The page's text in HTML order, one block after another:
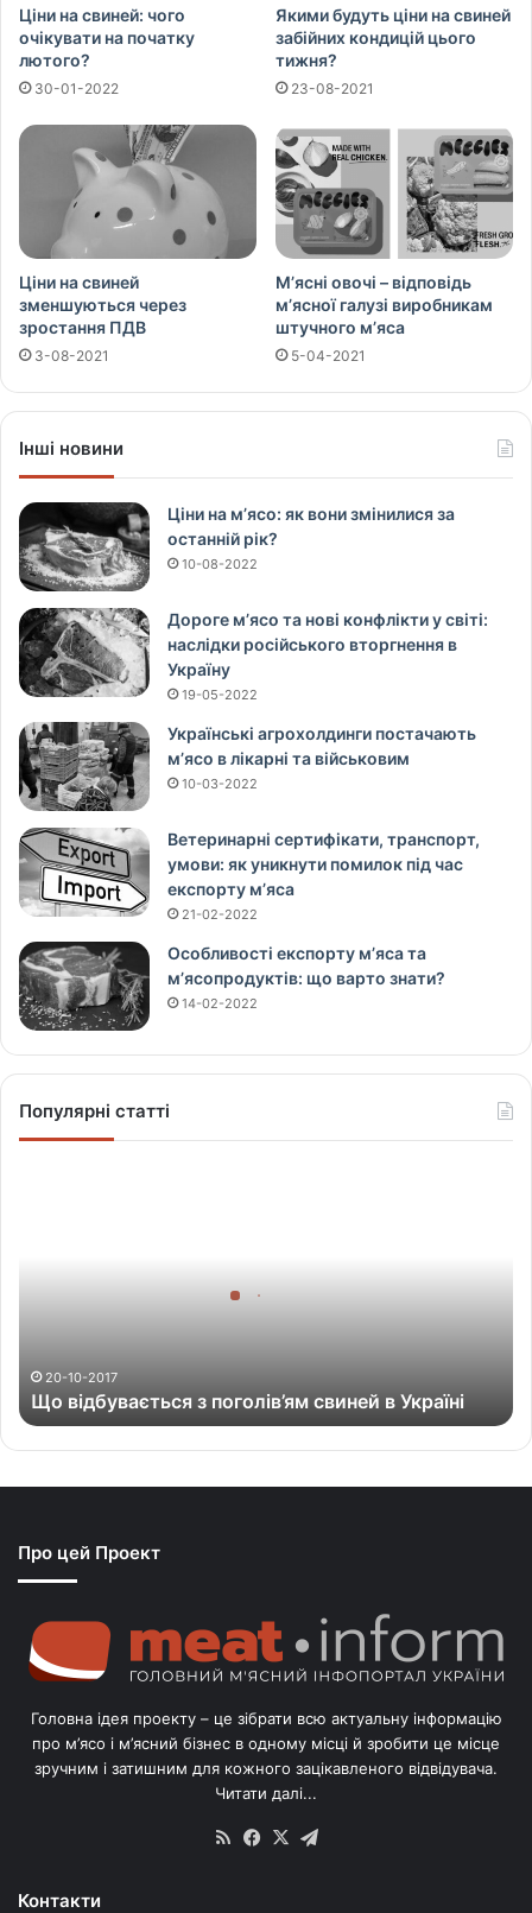
Ціни на свиней: чого
очікувати на початку
лютого?
30-01-2022
Якими будуть ціни на свиней
забійних кондицій цього
тижня?
23-08-2021
Ціни на свиней
зменшуються через
зростання ПДВ
3-08-2021
М’ясні овочі – відповідь
м’ясної галузі виробникам
штучного м’яса
5-04-2021
Інші новини
Ціни на м’ясо: як вони змінилися за
останній рік?
10-08-2022
Дороге м’ясо та нові конфлікти у світі:
наслідки російського вторгнення в
Україну
19-05-2022
Українські агрохолдинги постачають
м’ясо в лікарні та військовим
10-03-2022
Ветеринарні сертифікати, транспорт,
умови: як уникнути помилок під час
експорту м’яса
21-02-2022
Особливості експорту м’яса та
м’ясопродуктів: що варто знати?
14-02-2022
Популярні статті
т
ь
п
о
е
20-10-2017
Що відбувається з поголів’ям свиней в Україні
Про цей Проект
Головна ідея проекту – це зібрати всю актуальну інформацію
про м’ясо і м’ясний бізнес в одному місці й зробити це місце
зручним і затишним для кожного зацікавленого відвідувача.
Читати далі...
RSS Facebook
X
Контакти